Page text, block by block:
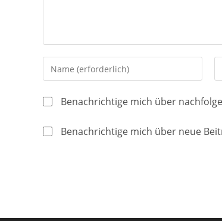
Gib
deinen
Namen
Benutzernamen
Benachrichtige mich über
Benachrichtige mich über neue